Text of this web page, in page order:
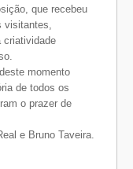
que recebeu
visitantes,
criatividade
momento
de todos os
o prazer de
e Bruno Taveira.